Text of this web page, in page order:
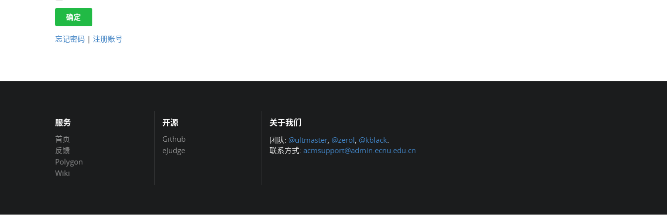
确定
忘记密码 | 注册账号
服务
首页
反馈
Polygon
Wiki
开源
Github
eJudge
关于我们
团队: @ultmaster, @zerol, @kblack
联系方式: acmsupport@admin.ecnu.edu.cn